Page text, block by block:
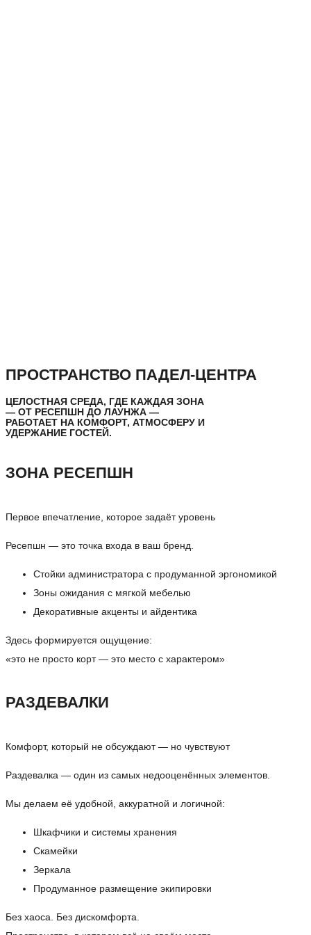
ПРОСТРАНСТВО ПАДЕЛ-ЦЕНТРА
ЦЕЛОСТНАЯ СРЕДА, ГДЕ КАЖДАЯ ЗОНА
— ОТ РЕСЕПШН ДО ЛАУНЖА —
РАБОТАЕТ НА КОМФОРТ, АТМОСФЕРУ И
УДЕРЖАНИЕ ГОСТЕЙ.
ЗОНА РЕСЕПШН
Первое впечатление, которое задаёт уровень
Ресепшн — это точка входа в ваш бренд.
Стойки администратора с продуманной эргономикой
Зоны ожидания с мягкой мебелью
Декоративные акценты и айдентика
Здесь формируется ощущение:
«это не просто корт — это место с характером»
РАЗДЕВАЛКИ
Комфорт, который не обсуждают — но чувствуют
Раздевалка — один из самых недооценённых элементов.
Мы делаем её удобной, аккуратной и логичной:
Шкафчики и системы хранения
Скамейки
Зеркала
Продуманное размещение экипировки
Без хаоса. Без дискомфорта.